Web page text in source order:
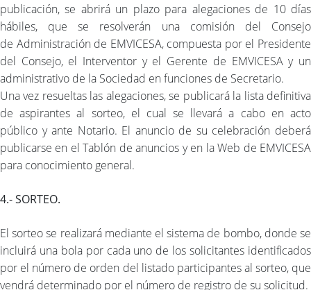
publicación, se abrirá un plazo para alegaciones de 10 días
hábiles, que se resolverán una comisión del Consejo
de Administración de EMVICESA, compuesta por el Presidente
del Consejo, el Interventor y el Gerente de EMVICESA y un
administrativo de la Sociedad en funciones de Secretario.
Una vez resueltas las alegaciones, se publicará la lista definitiva
de aspirantes al sorteo, el cual se llevará a cabo en acto
público y ante Notario. El anuncio de su celebración deberá
publicarse en el Tablón de anuncios y en la Web de EMVICESA
para conocimiento general.
4.- SORTEO.
El sorteo se realizará mediante el sistema de bombo, donde se
incluirá una bola por cada uno de los solicitantes identificados
por el número de orden del listado participantes al sorteo, que
vendrá determinado por el número de registro de su solicitud.